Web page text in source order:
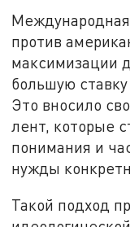
Международная
против
максимизации
большую
Это вносило
лент, которые
понимания и
нужды
Такой подход